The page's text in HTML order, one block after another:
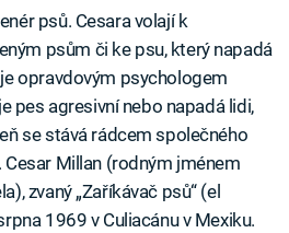
psů. Cesara volají k
psům či ke psu, který napadá
opravdovým psychologem
pes agresivní nebo napadá lidi,
se stává rádcem společného
Millan (rodným jménem
zvaný „Zaříkávač psů“ (el
1969 v Culiacánu v Mexiku.